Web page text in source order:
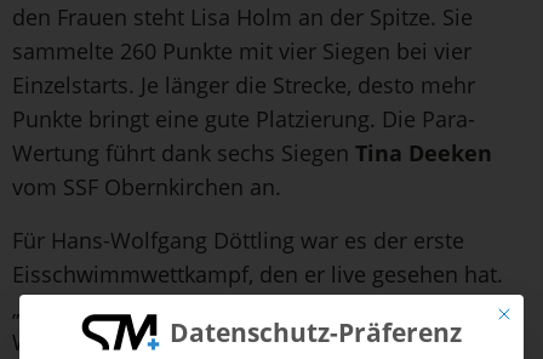
den Frauen steht Lisa Holm an der Spitze. Sie
sammelte 260 Punkte mit vier Siegen bei vier
Einzelstarts. Je länger die Strecke, desto mehr
Punkte bringt eine gute Platzierung. Die Para-
Wertung führt dank sechs Siegen Tina Deeken
vom SSF Obernkirchen an.
Für Hans-Wolfgang Döttling war es der erste
Eisschwimmwettkampf, den er live gesehen hat.
„Ich bin begeistert“, war sein Fazit am Ende des
Wettkampfwochenendes. So begeistert, dass er
Mit
Datenschutz-Präferenz